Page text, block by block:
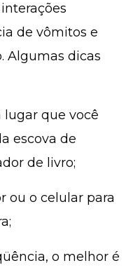
de vômitos e
Algumas dicas
lugar que você
escova de
de livro;
ou o celular para
o melhor é